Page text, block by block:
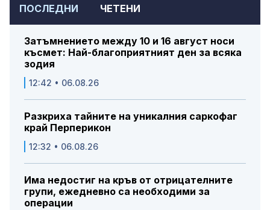
ПОСЛЕДНИ ЧЕТЕНИ
Затъмнението между 10 и 16 август носи
късмет: Най-благоприятният ден за всяка
зодия
12:42 • 06.08.26
Разкриха тайните на уникалния саркофаг
край Перперикон
12:32 • 06.08.26
Има недостиг на кръв от отрицателните
групи, ежедневно са необходими за
операции